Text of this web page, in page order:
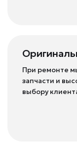
При ремонте
запчасти и
выбору